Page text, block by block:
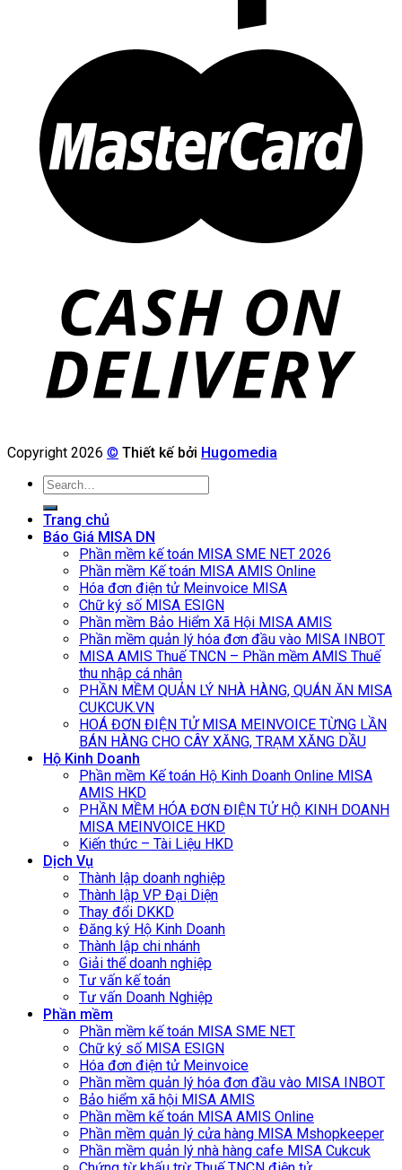
Copyright 2026 © Thiết kế bởi Hugomedia
Search
Trang chủ
Báo Giá MISA DN
Phần mềm kế toán MISA SME NET 2026
Phần mềm Kế toán MISA AMIS Online
Hóa đơn điện tử Meinvoice MISA
Chữ ký số MISA ESIGN
Phần mềm Bảo Hiểm Xã Hội MISA AMIS
Phần mềm quản lý hóa đơn đầu vào MISA INBOT
MISA AMIS Thuế TNCN – Phần mềm AMIS Thuế
thu nhập cá nhân
PHẦN MỀM QUẢN LÝ NHÀ HÀNG, QUÁN ĂN MISA
CUKCUK.VN
HOÁ ĐƠN ĐIỆN TỬ MISA MEINVOICE TỪNG LẦN
BÁN HÀNG CHO CÂY XĂNG, TRẠM XĂNG DẦU
Hộ Kinh Doanh
Phần mềm Kế toán Hộ Kinh Doanh Online MISA
AMIS HKD
PHẦN MỀM HÓA ĐƠN ĐIỆN TỬ HỘ KINH DOANH
MISA MEINVOICE HKD
Kiến thức – Tài Liệu HKD
Dịch Vụ
Thành lập doanh nghiệp
Thành lập VP Đại Diện
Thay đổi DKKD
Đăng ký Hộ Kinh Doanh
Thành lập chi nhánh
Giải thể doanh nghiệp
Tư vấn kế toán
Tư vấn Doanh Nghiệp
Phần mềm
Phần mềm kế toán MISA SME NET
Chữ ký số MISA ESIGN
Hóa đơn điện tử Meinvoice
Phần mềm quản lý hóa đơn đầu vào MISA INBOT
Bảo hiểm xã hội MISA AMIS
Phần mềm kế toán MISA AMIS Online
Phần mềm quản lý cửa hàng MISA Mshopkeeper
Phần mềm quản lý nhà hàng cafe MISA Cukcuk